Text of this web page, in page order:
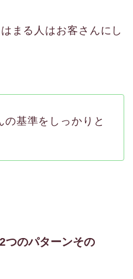
まる人はお客さんにし
の基準をしっかりと
つのパターンその